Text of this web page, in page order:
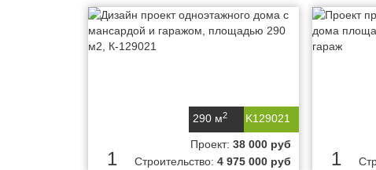
K129021
290 м2
1
Проект: 38 000 руб
Строительство: 4 975 000 руб 1